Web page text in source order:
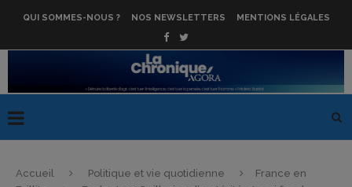
QUI SOMMES-NOUS ? NOS NEWSLETTERS MENTIONS LÉGALES
Accueil Politique et vie quotidienne
France en